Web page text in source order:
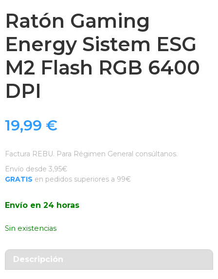
Ratón Gaming
Energy Sistem ESG
M2 Flash RGB 6400
DPI
19,99 €
Factura REBU. Para Régimen General consúltanos.
Envío desde 3,95€
GRATIS en pedidos superiores a 99€
Envío en 24 horas
Sin existencias
Descripción